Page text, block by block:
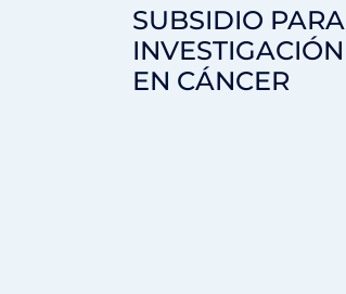
SUBSIDIO PARA
INVESTIGACIÓN
EN CÁNCER